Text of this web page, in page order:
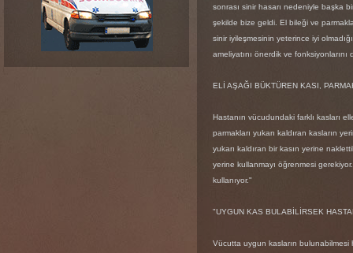
sonrası sinir hasarı nedeniyle başka
şekilde bize geldi. El bileği ve
sinir iyileşmesinin yeterince iyi
ameliyatını önerdik ve
ELİ AŞAĞI BÜKTÜREN KASI,
Hastanın vücudundaki farklı kasları
parmakları yukarı kaldıran kasların
yukarı kaldıran bir kasın yerine
yerine kullanmayı öğrenmesi
kullanıyor."
"UYGUN KAS BULABİLİRSEK
Vücutta uygun kasların bulunabilmesi